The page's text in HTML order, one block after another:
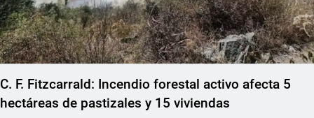
C. F. Fitzcarrald: Incendio forestal activo afecta 5
hectáreas de pastizales y 15 viviendas